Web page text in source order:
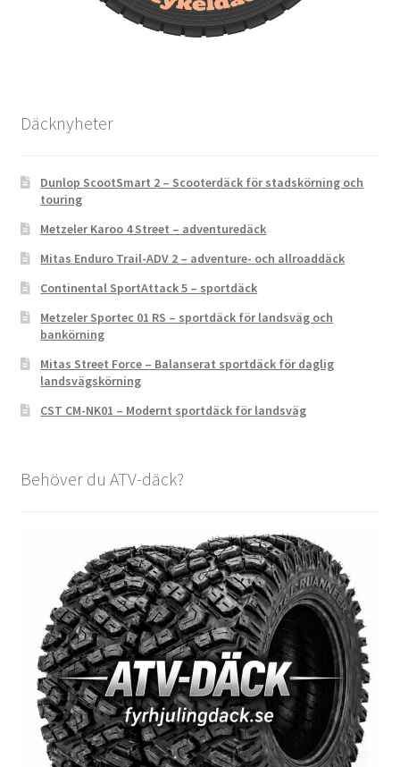
Däcknyheter
Dunlop ScootSmart 2 – Scooterdäck för stadskörning och
touring
Metzeler Karoo 4 Street – adventuredäck
Mitas Enduro Trail-ADV 2 – adventure- och allroaddäck
Continental SportAttack 5 – sportdäck
Metzeler Sportec 01 RS – sportdäck för landsväg och
bankörning
Mitas Street Force – Balanserat sportdäck för daglig
landsvägskörning
CST CM-NK01 – Modernt sportdäck för landsväg
Behöver du ATV-däck?